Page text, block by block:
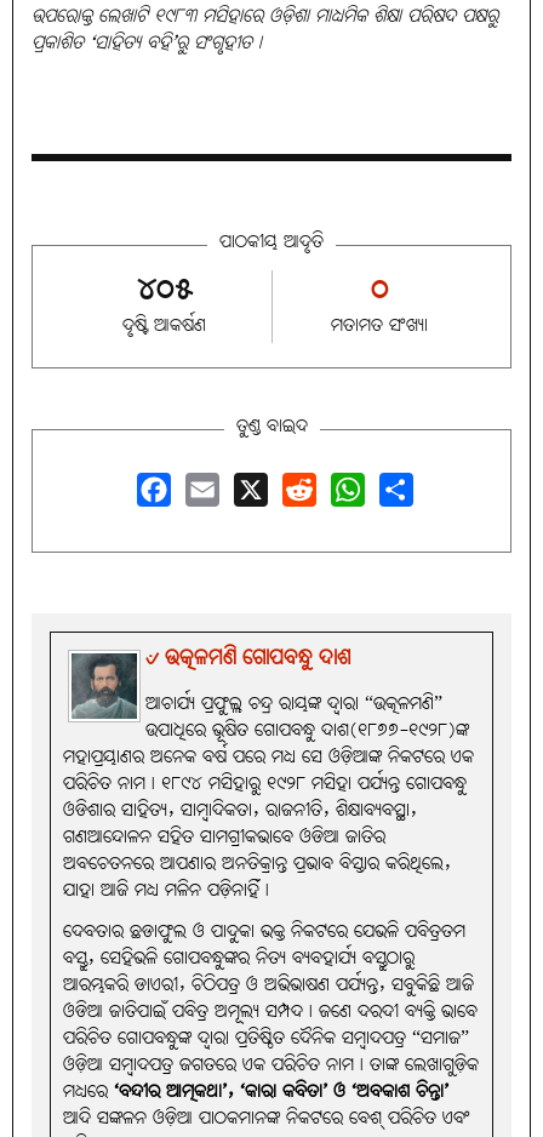
ଉପରୋକ୍ତ ଲେଖାଟି ୧୯୮୩ ମସିହାରେ ଓଡ଼ିଶା ମାଧ୍ୟମିକ ଶିକ୍ଷା ପରିଷଦ ପକ୍ଷରୁ
ପ୍ରକାଶିତ ‘ସାହିତ୍ୟ ବହି’ରୁ ସଂଗୃହୀତ।
ପାଠକୀୟ ଆଦୃତି
୪୦୫
ଦୃଷ୍ଟି ଆକର୍ଷଣ
୦
ମତାମତ ସଂଖ୍ୟା
ତୁଣ୍ଡ ବାଇଦ
୰ ଉତ୍କଳମଣି ଗୋପବନ୍ଧୁ ଦାଶ
ଆଚାର୍ଯ୍ୟ ପ୍ରଫୁଲ୍ଲ ଚନ୍ଦ୍ର ରାୟଙ୍କ ଦ୍ବାରା “ଉତ୍କଳମଣି”
ଉପାଧିରେ ଭୂଷିତ ଗୋପବନ୍ଧୁ ଦାଶ(୧୮୭୭-୧୯୨୮)ଙ୍କ
ମହାପ୍ରୟାଣର ଅନେକ ବର୍ଷ ପରେ ମଧ୍ୟ ସେ ଓଡ଼ିଆଙ୍କ ନିକଟରେ ଏକ
ପରିଚିତ ନାମ। ୧୮୯୪ ମସିହାରୁ ୧୯୨୮ ମସିହା ପର୍ଯ୍ୟନ୍ତ ଗୋପବନ୍ଧୁ
ଓଡିଶାର ସାହିତ୍ୟ, ସାମ୍ବାଦିକତା, ରାଜନୀତି, ଶିକ୍ଷାବ୍ୟବସ୍ଥା,
ଗଣଆନ୍ଦୋଳନ ସହିତ ସାମଗ୍ରୀକଭାବେ ଓଡିଆ ଜାତିର
ଅବଚେତନରେ ଆପଣାର ଅନତିକ୍ରାନ୍ତ ପ୍ରଭାବ ବିସ୍ତାର କରିଥିଲେ,
ଯାହା ଆଜି ମଧ୍ୟ ମଳିନ ପଡ଼ିନାହିଁ।
ଦେବତାର ଛଡାଫୁଲ ଓ ପାଦୁକା ଭକ୍ତ ନିକଟରେ ଯେଭଳି ପବିତ୍ରତମ
ବସ୍ତୁ, ସେହିଭଳି ଗୋପବନ୍ଧୁଙ୍କର ନିତ୍ୟ ବ୍ୟବହାର୍ଯ୍ୟ ବସ୍ତୁଠାରୁ
ଆରମ୍ଭକରି ଡାଏରୀ, ଚିଠିପତ୍ର ଓ ଅଭିଭାଷଣ ପର୍ଯ୍ୟନ୍ତ, ସବୁକିଛି ଆଜି
ଓଡିଆ ଜାତିପାଇଁ ପବିତ୍ର ଅମୂଲ୍ୟ ସମ୍ପଦ। ଜଣେ ଦରଦୀ ବ୍ୟକ୍ତି ଭାବେ
ପରିଚିତ ଗୋପବନ୍ଧୁଙ୍କ ଦ୍ବାରା ପ୍ରତିଷ୍ଠିତ ଦୈନିକ ସମ୍ବାଦପତ୍ର “ସମାଜ”
ଓଡ଼ିଆ ସମ୍ବାଦପତ୍ର ଜଗତରେ ଏକ ପରିଚିତ ନାମ। ତାଙ୍କ ଲେଖାଗୁଡ଼ିକ
ମଧ୍ୟରେ‘ବନ୍ଦୀର ଆତ୍ମକଥା’, ‘କାରା କବିତା’ ଓ ‘ଅବକାଶ ଚିନ୍ତା’
ଆଦି ସଙ୍କଳନ ଓଡ଼ିଆ ପାଠକମାନଙ୍କ ନିକଟରେ ବେଶ୍‌ ପରିଚିତ ଏବଂ